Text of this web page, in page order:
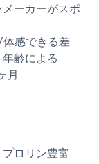
ーカーがスポ
体感できる差
齢による
月
ロリン豊富